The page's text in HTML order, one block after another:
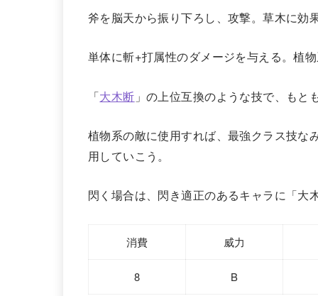
斧を脳天から振り下ろし、攻撃。草木に効
単体に斬+打属性のダメージを与える。植
「大木断 」の上位互換のような技で、も
植物系の敵に使用すれば、最強クラス技な
用していこう。
閃く場合は、閃き適正のあるキャラに「大
消費 威力
8 B